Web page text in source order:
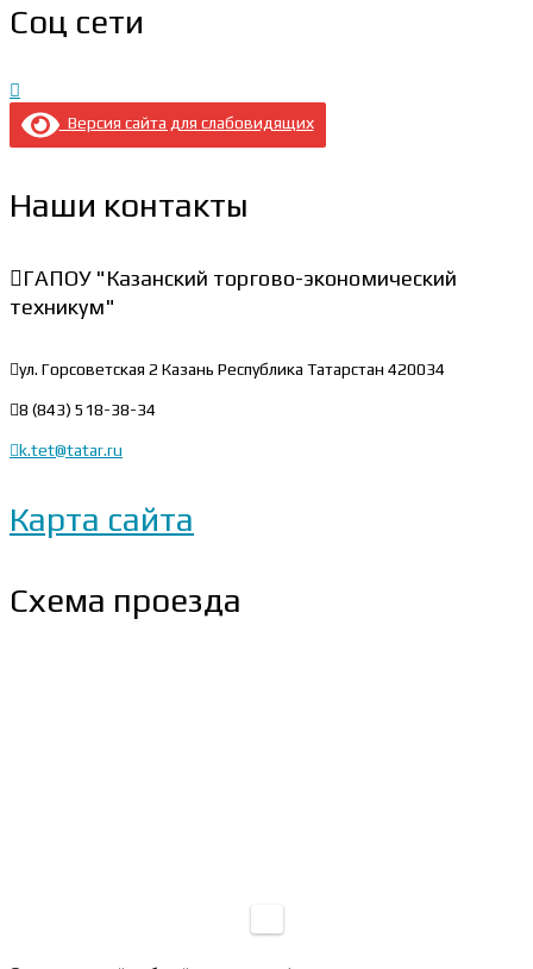
Соц сети
Версия сайта для слабовидящих
Наши контакты
ГАПОУ "Казанский торгово-экономический
техникум"
ул. Горсоветская 2 Казань Республика Татарстан 420034
8 (843) 518-38-34
k.tet@tatar.ru
Карта сайта
Схема проезда